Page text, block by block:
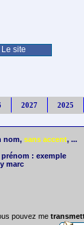
Le site
2027 2025
nom, sans accent, ...
: exemple
marc
pouvez me